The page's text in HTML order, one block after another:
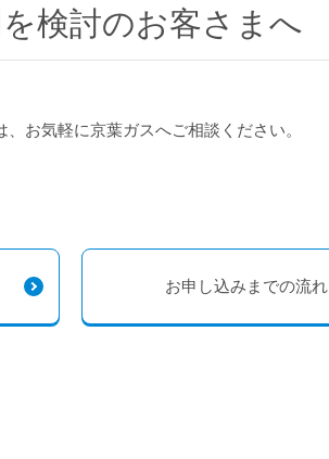
検討のお客さまへ
お気軽に京葉ガスへご相談ください。
お申し込みまでの流れ